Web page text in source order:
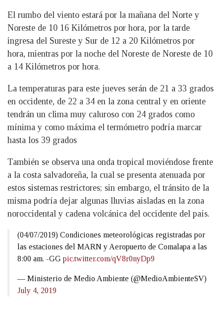
El rumbo del viento estará por la mañana del Norte y
Noreste de 10 16 Kilómetros por hora, por la tarde
ingresa del Sureste y Sur de 12 a 20 Kilómetros por
hora, mientras por la noche del Noreste de Noreste de 10
a 14 Kilómetros por hora.
La temperaturas para este jueves serán de 21 a 33 grados
en occidente, de 22 a 34 en la zona central y en oriente
tendrán un clima muy caluroso con 24 grados como
mínima y como máxima el termómetro podría marcar
hasta los 39 grados
También se observa una onda tropical moviéndose frente
a la costa salvadoreña, la cual se presenta atenuada por
estos sistemas restrictores; sin embargo, el tránsito de la
misma podría dejar algunas lluvias aisladas en la zona
noroccidental y cadena volcánica del occidente del país.
(04/07/2019) Condiciones meteorológicas registradas por
las estaciones del MARN y Aeropuerto de Comalapa a las
8:00 am. -GG pic.twitter.com/qV8r0nyDp9
— Ministerio de Medio Ambiente (@MedioAmbienteSV)
July 4, 2019